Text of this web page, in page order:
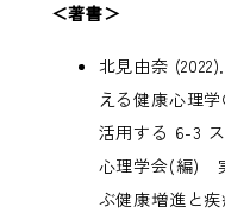
＜著書＞
北見由奈
える健康心理
活用する 6-3
心理学会(編)
ぶ健康増進と